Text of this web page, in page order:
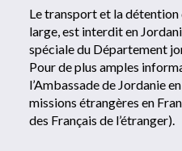
Le transport et la détention
large, est interdit en
spéciale du Département
Pour de plus amples
l’Ambassade de Jordanie
missions étrangères en
des Français de l’étranger).